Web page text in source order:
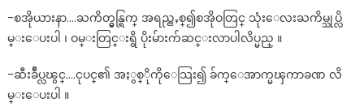
-စအိုယားနာ….ႀကိတ္မွန္ရြက္ အရည္ညႇစ္၍စအိုဝတြင္ သုံးေလးႀကိမ္သုပ္လိ
မ္းေပးပါ ၊ ဝမ္းတြင္းရွိ ပိုးမ်ားက်ဆင္းလာပါလိပ္မည္ ။
-ဆီးခ်ဳပ္လၽွင္….ငုပင္၏ အႏွစ္ိုကိုေသြး၍ ခ်က္ေအာက္မၾကာခဏ လိ
မ္းေပးပါ ။